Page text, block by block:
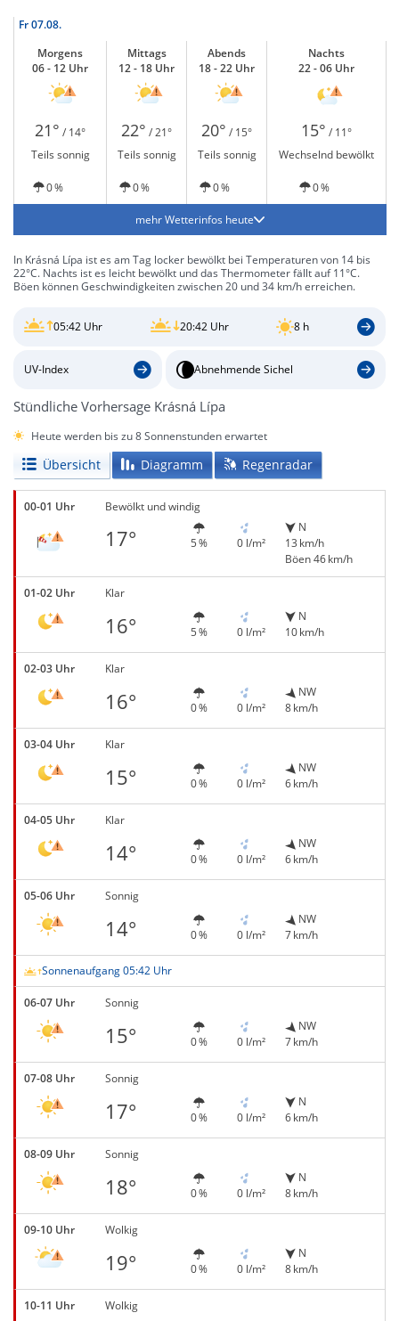
Fr07.08.
Morgens
06 - 12 Uhr
Mittags
12 - 18 Uhr
Abends
18 - 22 Uhr
Nachts
22 - 06 Uhr
21° / 14° 22° / 21° 20° / 15° 15° / 11°
Teils sonnig
Teils sonnig Teils sonnig Wechselnd bewölkt
0 % 0 % 0 % 0 %
mehr Wetterinfos heute
In Krásná Lípa ist es am Tag locker bewölkt bei Temperaturen von 14 bis
22°C. Nachts ist es leicht bewölkt und das Thermometer fällt auf 11°C.
Böen können Geschwindigkeiten zwischen 20 und 34 km/h erreichen.
05:42 Uhr 20:42 Uhr 8 h
UV-Index Abnehmende Sichel
Stündliche Vorhersage Krásná Lípa
Heute werden bis zu 8 Sonnenstunden erwartet
Übersicht Diagramm Regenradar
00-01 Uhr Bewölkt und windig
17° 5 % 0 l/m²
N
13 km/h
Böen 46 km/h
01-02 Uhr Klar
16° 5 % 0 l/m²
N
10 km/h
02-03 Uhr Klar
16° 0 % 0 l/m²
NW
8 km/h
03-04 Uhr Klar
15° 0 % 0 l/m²
NW
6 km/h
04-05 Uhr Klar
14° 0 % 0 l/m²
NW
6 km/h
05-06 Uhr Sonnig
14° 0 % 0 l/m²
NW
7 km/h
Sonnenaufgang 05:42 Uhr
06-07 Uhr Sonnig
15° 0 % 0 l/m²
NW
7 km/h
07-08 Uhr Sonnig
17° 0 % 0 l/m²
N
6 km/h
08-09 Uhr Sonnig
18° 0 % 0 l/m²
N
8 km/h
09-10 Uhr Wolkig
19° 0 % 0 l/m²
N
8 km/h
10-11 Uhr
Wolkig